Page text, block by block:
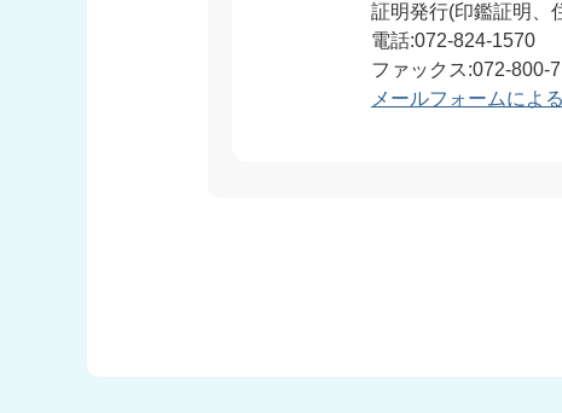
証明発行(印鑑証明、
電話:072-824-1570
ファックス:072-800-
メールフォームによ